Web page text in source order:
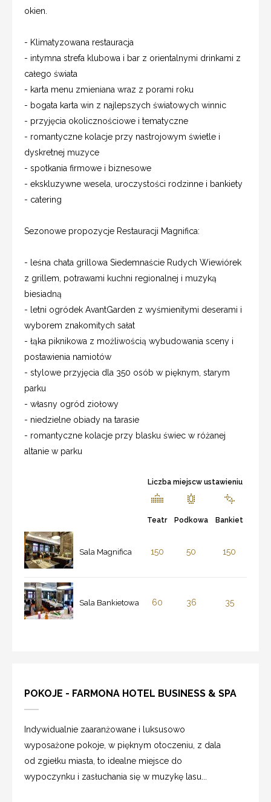
okien.
- Klimatyzowana restauracja
- intymna strefa klubowa i bar z orientalnymi drinkami z
całego świata
- karta menu zmieniana wraz z porami roku
- bogata karta win z najlepszych światowych winnic
- przyjęcia okolicznościowe i tematyczne
- romantyczne kolacje przy nastrojowym świetle i
dyskretnej muzyce
- spotkania firmowe i biznesowe
- ekskluzywne wesela, uroczystości rodzinne i bankiety
- catering
Sezonowe propozycje Restauracji Magnifica:
- leśna chata grillowa Siedemnaście Rudych Wiewiórek
z grillem, potrawami kuchni regionalnej i muzyką
biesiadną
- letni ogródek AvantGarden z wyśmienitymi deserami i
wyborem znakomitych sałat
- łąka piknikowa z możliwością wybudowania sceny i
postawienia namiotów
- stylowe przyjęcia dla 350 osób w pięknym, starym
parku
- własny ogród ziołowy
- niedzielne obiady na tarasie
- romantyczne kolacje przy blasku świec w różanej
altanie w parku
Liczba miejscw ustawieniu
Teatr Podkowa Bankiet
Sala Magnifica 150 50 150
Sala Bankietowa 60 36 35
POKOJE - FARMONA HOTEL BUSINESS & SPA
Indywidualnie zaaranżowane i luksusowo
wyposażone pokoje, w pięknym otoczeniu, z dala
od zgiełku miasta, to idealne miejsce do
wypoczynku i zasłuchania się w muzykę lasu...